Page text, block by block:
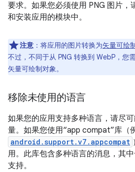
要求。如果您必须使用 PNG 图片，
和安装应用的模块中。
注意 ：将应用的图片转换为矢量可绘
不过，不同于从 PNG 转换到 WebP，您
矢量可绘制对象。
移除未使用的语言
如果您的应用支持多种语言，请尽
量。如果您使用“app compat”库（
android.support.v7.appcompat
用。此库包含多种语言的消息，其
支持。